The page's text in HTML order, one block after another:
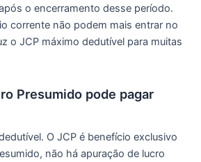
o encerramento desse período.
corrente não podem mais entrar no
o JCP máximo dedutível para muitas
Presumido pode pagar
O JCP é benefício exclusivo
não há apuração de lucro